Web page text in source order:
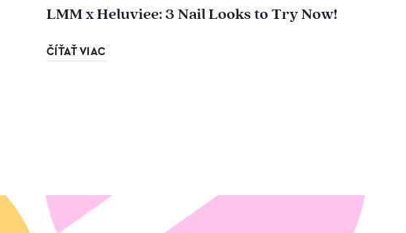
LMM x Heluviee: 3 Nail Looks to Try Now!
ČÍŤAŤ VIAC